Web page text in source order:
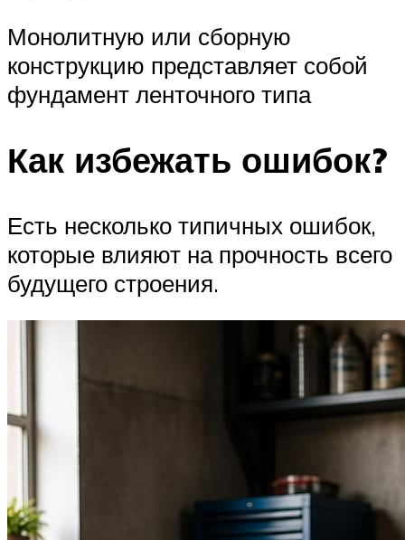
Монолитную или сборную
конструкцию представляет собой
фундамент ленточного типа
Как избежать ошибок?
Есть несколько типичных ошибок,
которые влияют на прочность всего
будущего строения.